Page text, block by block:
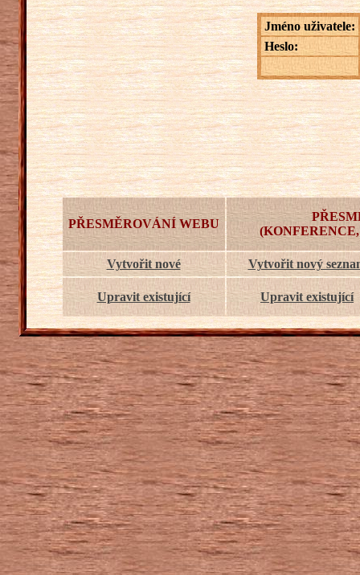
Jméno uživatele:
Heslo:
PŘESMĚROVÁNÍ WEBU
Vytvořit nové Vytvořit nový
Upravit existující Upravit existující